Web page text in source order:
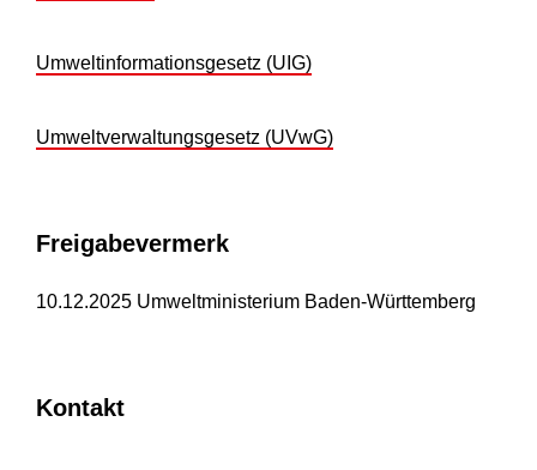
Umweltinformationsgesetz (UIG)
Umweltverwaltungsgesetz (UVwG)
Freigabevermerk
10.12.2025 Umweltministerium Baden-Württemberg
Kontakt